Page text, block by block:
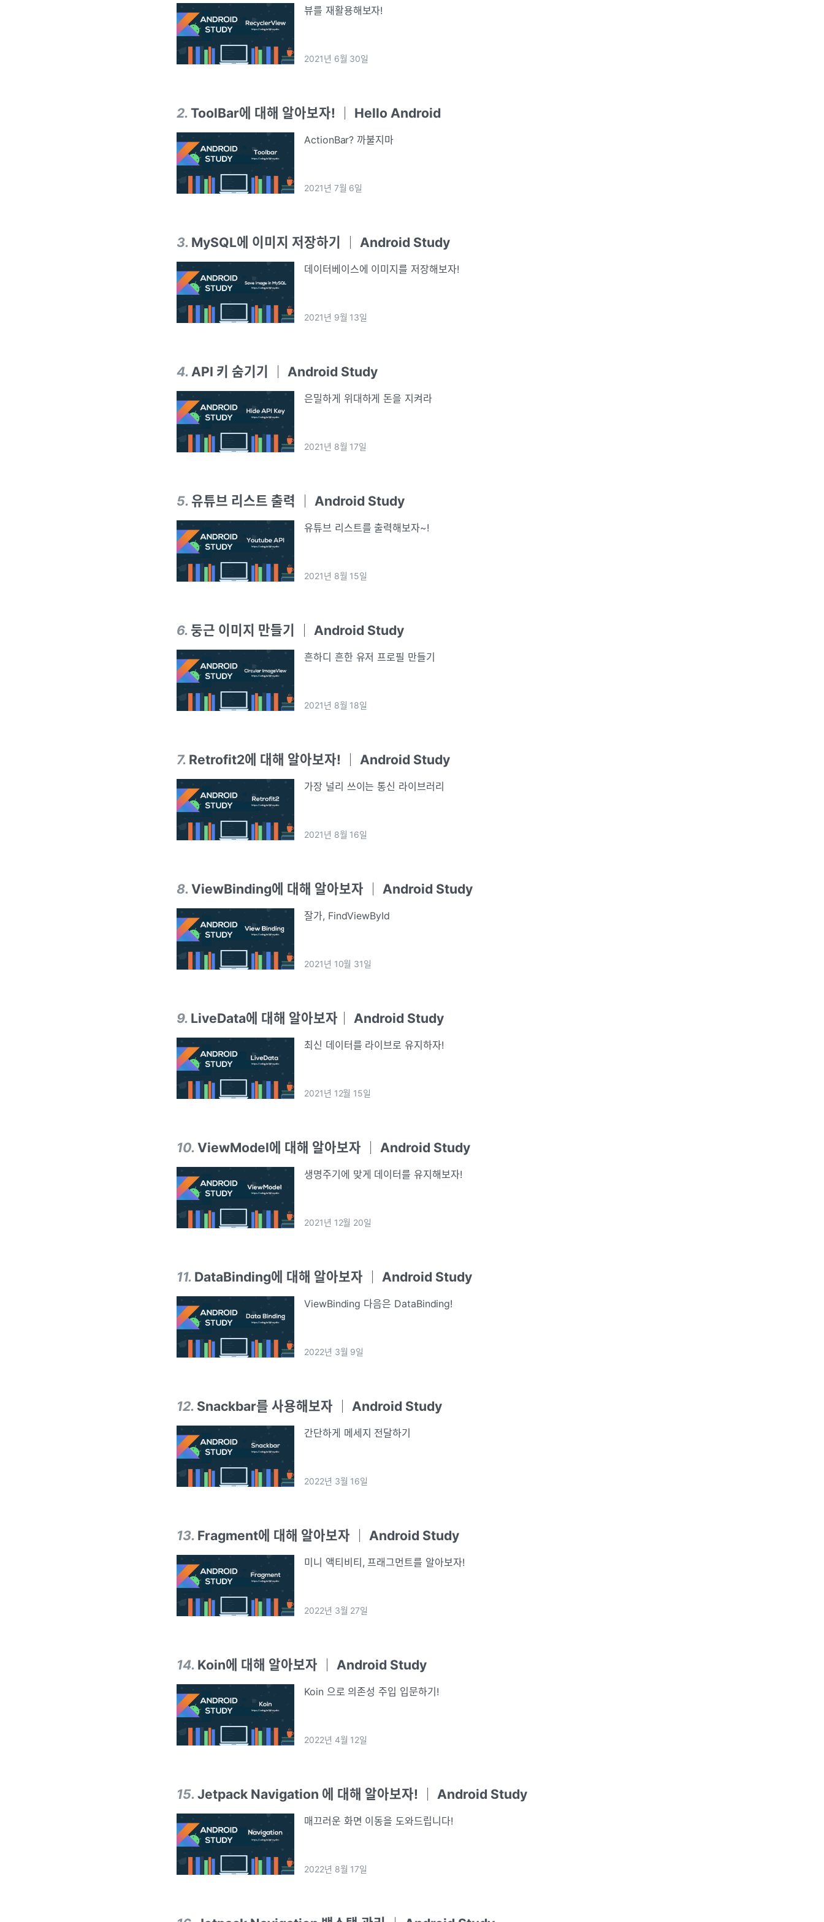
뷰를 재활용해보자!
2021년 6월 30일
2. ToolBar에 대해 알아보자! ｜ Hello Android
ActionBar? 까불지마
2021년 7월 6일
3. MySQL에 이미지 저장하기 ｜ Android Study
데이터베이스에 이미지를 저장해보자!
2021년 9월 13일
4. API 키 숨기기 ｜ Android Study
은밀하게 위대하게 돈을 지켜라
2021년 8월 17일
5. 유튜브 리스트 출력 ｜ Android Study
유튜브 리스트를 출력해보자~!
2021년 8월 15일
6. 둥근 이미지 만들기 ｜ Android Study
흔하디 흔한 유저 프로필 만들기
2021년 8월 18일
7. Retrofit2에 대해 알아보자! ｜ Android Study
가장 널리 쓰이는 통신 라이브러리
2021년 8월 16일
8. ViewBinding에 대해 알아보자 ｜ Android Study
잘가, FindViewById
2021년 10월 31일
9. LiveData에 대해 알아보자｜ Android Study
최신 데이터를 라이브로 유지하자!
2021년 12월 15일
10. ViewModel에 대해 알아보자 ｜ Android Study
생명주기에 맞게 데이터를 유지해보자!
2021년 12월 20일
11. DataBinding에 대해 알아보자 ｜ Android Study
ViewBinding 다음은 DataBinding!
2022년 3월 9일
12. Snackbar를 사용해보자 ｜ Android Study
간단하게 메세지 전달하기
2022년 3월 16일
13. Fragment에 대해 알아보자 ｜ Android Study
미니 액티비티, 프래그먼트를 알아보자!
2022년 3월 27일
14. Koin에 대해 알아보자 ｜ Android Study
Koin 으로 의존성 주입 입문하기!
2022년 4월 12일
15. Jetpack Navigation 에 대해 알아보자! ｜ Android Study
매끄러운 화면 이동을 도와드립니다!
2022년 8월 17일